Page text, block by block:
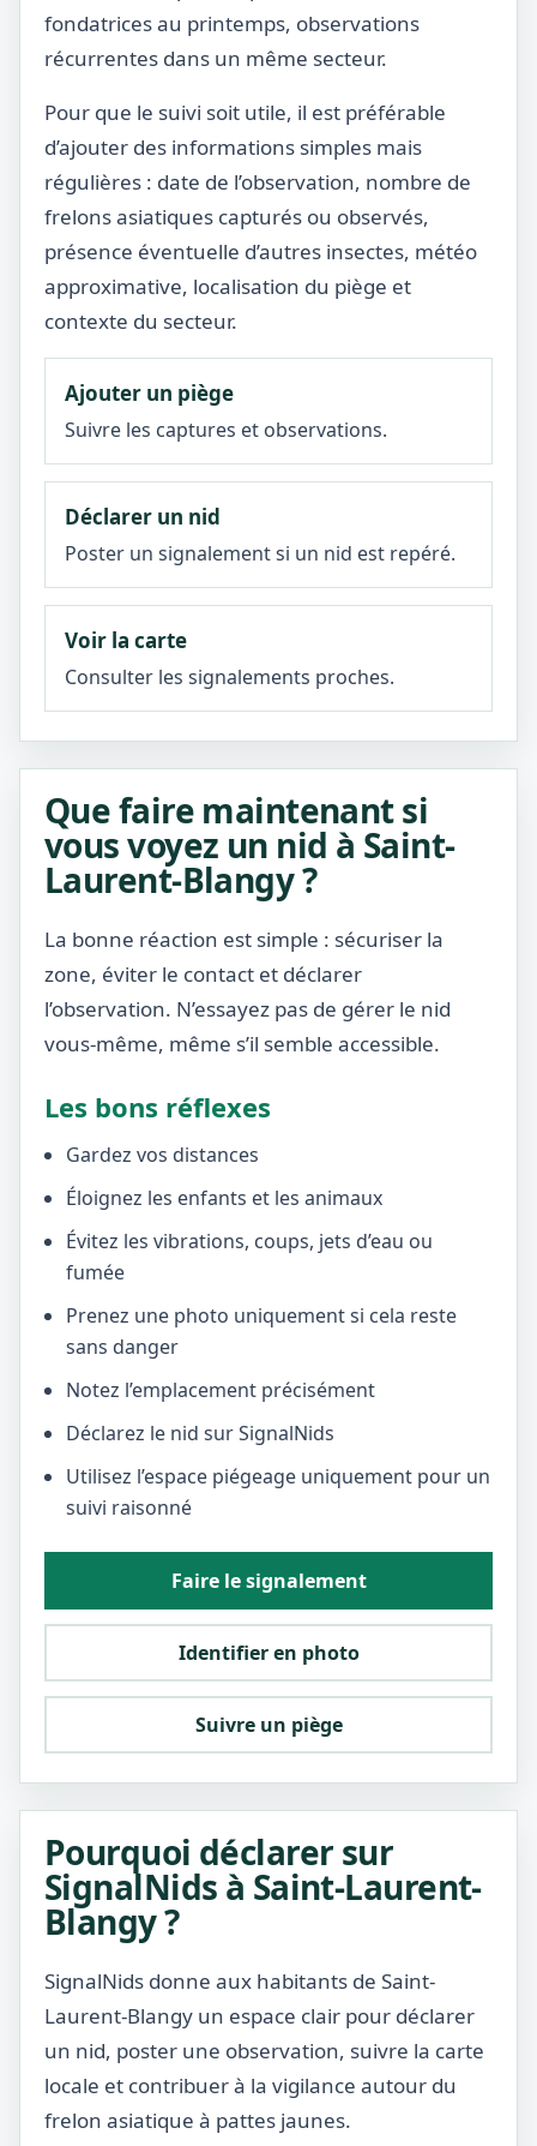
fondatrices au printemps, observations
récurrentes dans un même secteur.
Pour que le suivi soit utile, il est préférable
d’ajouter des informations simples mais
régulières : date de l’observation, nombre de
frelons asiatiques capturés ou observés,
présence éventuelle d’autres insectes, météo
approximative, localisation du piège et
contexte du secteur.
Ajouter un piège
Suivre les captures et observations.
Déclarer un nid
Poster un signalement si un nid est repéré.
Voir la carte
Consulter les signalements proches.
Que faire maintenant si
vous voyez un nid à Saint-
Laurent-Blangy ?
La bonne réaction est simple : sécuriser la
zone, éviter le contact et déclarer
l’observation. N’essayez pas de gérer le nid
vous-même, même s’il semble accessible.
Les bons réflexes
Gardez vos distances
Éloignez les enfants et les animaux
Évitez les vibrations, coups, jets d’eau ou
fumée
Prenez une photo uniquement si cela reste
sans danger
Notez l’emplacement précisément
Déclarez le nid sur SignalNids
Utilisez l’espace piégeage uniquement pour un
suivi raisonné
Faire le signalement
Identifier en photo
Suivre un piège
Pourquoi déclarer sur
SignalNids à Saint-Laurent-
Blangy ?
SignalNids donne aux habitants de Saint-
Laurent-Blangy un espace clair pour déclarer
un nid, poster une observation, suivre la carte
locale et contribuer à la vigilance autour du
frelon asiatique à pattes jaunes.